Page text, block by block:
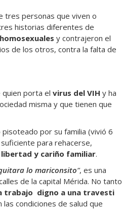
tres personas que viven o
historias diferentes de
y contrajeron el
de los otros, contra la falta de
porta el virus del VIH y ha
misma y que tienen que
por su familia (vivió 6
para rehacerse,
libertad y cariño familiar.
lo mariconsito”, es una
de la capital Mérida. No tanto
trabajo digno a una travesti
condiciones de salud que